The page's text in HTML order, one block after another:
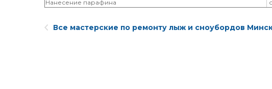
Нанесение парафина
Все мастерские по ремонту лыж и сноубордов